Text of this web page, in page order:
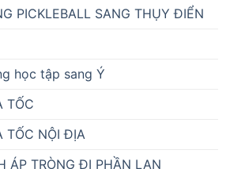
PICKLEBALL SANG THỤY ĐIỂN
học tập sang Ý
TỐC
TỐC NỘI ĐỊA
ÁP TRÒNG ĐI PHẦN LAN